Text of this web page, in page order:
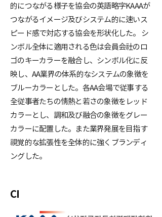
的につながる様子を協会の英語略字KAAAが
つながるイメージ及びシステム的に速いス
ピード感で対応する協会を形状化した。 シ
ンボル全体に適用される色は会員会社のロ
ゴのキーカラーを融合し、シンボル化に反
映し、AA業界の体系的なシステムの象徴を
ブルーカラーとした。各AA会場で従事する
全従事者たちの情熱と若さの象徴をレッド
カラーとし、調和及び融合の象徴をグレー
カラーに配置した。また業界発展を目指す
視覚的な拡張性を全体的に強くブランディ
ングした。
CI